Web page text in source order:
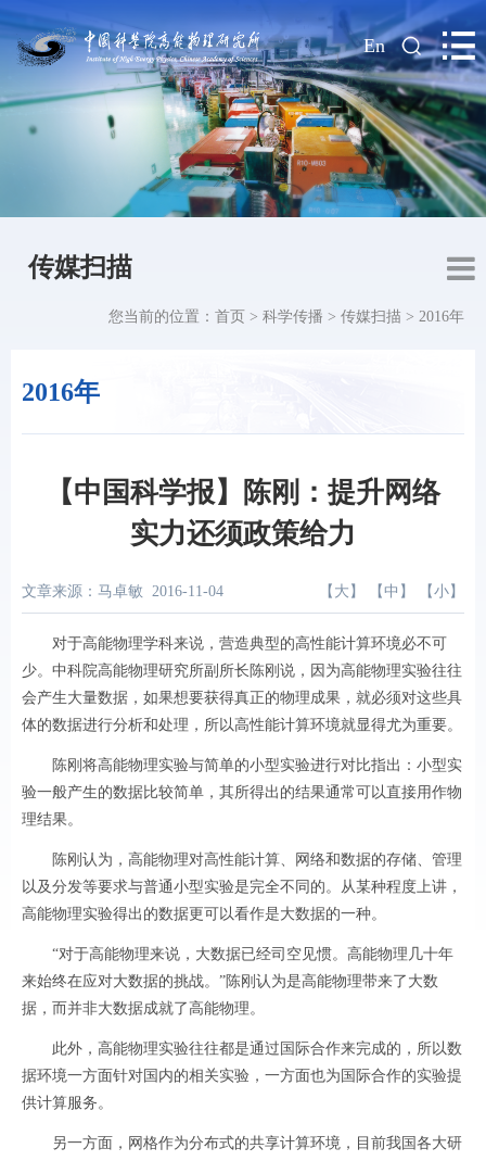
| En
传媒扫描
2016年
您当前的位置： 首页 > 科学传播 > 传媒扫描 > 2016年
【中国科学报】陈刚：提升网络
实力还须政策给力
文章来源：马卓敏 2016-11-04 【 大 】 【 中 】 【 小 】
对于高能物理学科来说，营造典型的高性能计算环境必不可
少。中科院高能物理研究所副所长陈刚说，因为高能物理实验往往
会产生大量数据，如果想要获得真正的物理成果，就必须对这些具
体的数据进行分析和处理，所以高性能计算环境就显得尤为重要。
陈刚将高能物理实验与简单的小型实验进行对比指出：小型实
验一般产生的数据比较简单，其所得出的结果通常可以直接用作物
理结果。
陈刚认为，高能物理对高性能计算、网络和数据的存储、管理
以及分发等要求与普通小型实验是完全不同的。从某种程度上讲，
高能物理实验得出的数据更可以看作是大数据的一种。
“对于高能物理来说，大数据已经司空见惯。高能物理几十年
来始终在应对大数据的挑战。”陈刚认为是高能物理带来了大数
据，而并非大数据成就了高能物理。
此外，高能物理实验往往都是通过国际合作来完成的，所以数
据环境一方面针对国内的相关实验，一方面也为国际合作的实验提
供计算服务。
另一方面，网格作为分布式的共享计算环境，目前我国各大研